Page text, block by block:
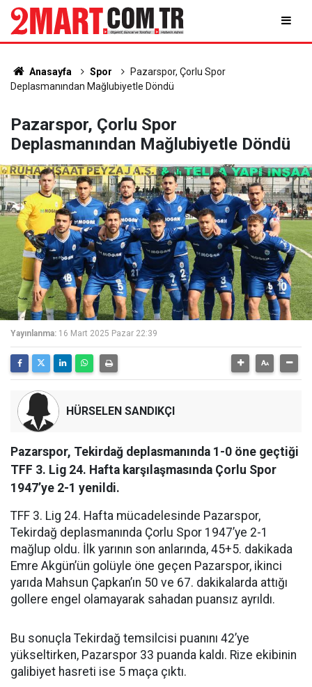
Anasayfa Spor
Pazarspor, Çorlu Spor
Deplasmanından Mağlubiyetle Döndü
Pazarspor, Çorlu Spor
Deplasmanından Mağlubiyetle Döndü
Yayınlanma: 16 Mart 2025 Pazar 22:39
HÜRSELEN SANDIKÇI
Pazarspor, Tekirdağ deplasmanında 1-0 öne geçtiği
TFF 3. Lig 24. Hafta karşılaşmasında Çorlu Spor
1947’ye 2-1 yenildi.
TFF 3. Lig 24. Hafta mücadelesinde Pazarspor,
Tekirdağ deplasmanında Çorlu Spor 1947’ye 2-1
mağlup oldu. İlk yarının son anlarında, 45+5. dakikada
Emre Akgün’ün golüyle öne geçen Pazarspor, ikinci
yarıda Mahsun Çapkan’ın 50 ve 67. dakikalarda attığı
gollere engel olamayarak sahadan puansız ayrıldı.
Bu sonuçla Tekirdağ temsilcisi puanını 42’ye
yükseltirken, Pazarspor 33 puanda kaldı. Rize ekibinin
galibiyet hasreti ise 5 maça çıktı.